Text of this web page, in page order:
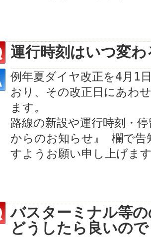
運行時刻はいつ変
例年夏ダイヤ改正を4月1
おり、その改正日にあわ
ます。
路線の新設や運行時刻・
からのお知らせ』 欄で告
すようお願い申し上げま
バスターミナル等
どうしたら良いの